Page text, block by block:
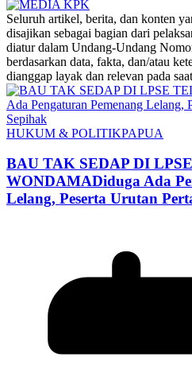
‎Seluruh artikel, berita, dan konten
disajikan sebagai bagian dari
diatur dalam Undang-Undang
berdasarkan data, fakta, dan/atau
dianggap layak dan relevan pada
HUKUM & POLITIKPAPUA
BAU TAK SEDAP DI
WONDAMADiduga Ada
Lelang, Peserta Urutan